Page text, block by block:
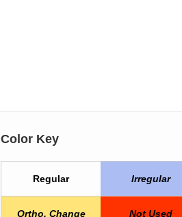
Color Key
Regular Irregular
Ortho. Change Not Used